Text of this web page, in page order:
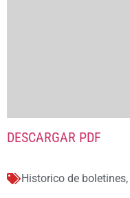
DESCARGAR PDF
Historico de boletines,